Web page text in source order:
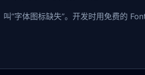
叫“字体图标缺失”。开发时用免费的